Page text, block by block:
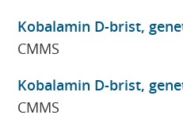
Kobalamin D-brist,
CMMS
Kobalamin D-brist,
CMMS